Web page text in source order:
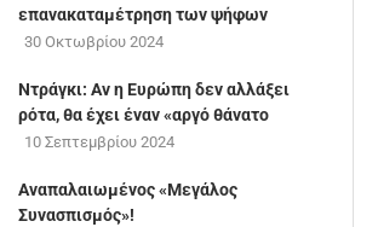
επανακαταμέτρηση των ψήφων
30 Οκτωβρίου 2024
Ντράγκι: Αν η Ευρώπη δεν αλλάξει
ρότα, θα έχει έναν «αργό θάνατο
10 Σεπτεμβρίου 2024
Αναπαλαιωμένος «Μεγάλος
Συνασπισμός»!